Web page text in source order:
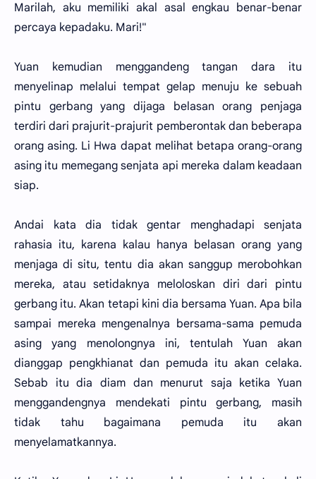
Marilah, aku memiliki akal asal engkau benar-benar
percaya kepadaku. Mari!"
Yuan kemudian menggandeng tangan dara itu
menyelinap melalui tempat gelap menuju ke sebuah
pintu gerbang yang dijaga belasan orang penjaga
terdiri dari prajurit-prajurit pemberontak dan beberapa
orang asing. Li Hwa dapat melihat betapa orang-orang
asing itu memegang senjata api mereka dalam keadaan
siap.
Andai kata dia tidak gentar menghadapi senjata
rahasia itu, karena kalau hanya belasan orang yang
menjaga di situ, tentu dia akan sanggup merobohkan
mereka, atau setidaknya meloloskan diri dari pintu
gerbang itu. Akan tetapi kini dia bersama Yuan. Apa bila
sampai mereka mengenalnya bersama-sama pemuda
asing yang menolongnya ini, tentulah Yuan akan
dianggap pengkhianat dan pemuda itu akan celaka.
Sebab itu dia diam dan menurut saja ketika Yuan
menggandengnya mendekati pintu gerbang, masih
tidak tahu bagaimana pemuda itu akan
menyelamatkannya.